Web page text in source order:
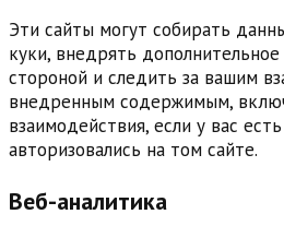
Эти сайты могут собирать
куки, внедрять
стороной и следить за вашим
внедренным содержимым,
взаимодействия, если у вас
авторизовались на том сайте.
Веб-аналитика